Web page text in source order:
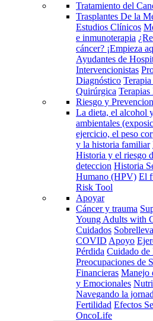
Tratamiento del
Trasplantes De la
Estudios Clínicos
e inmunoterapia
cáncer? ¡Empieza
Ayudantes de
Intervencionistas
Diagnóstico
Quirúrgica
Riesgo y Prevencion
La dieta, el alcohol
ambientales
ejercicio, el peso
y la historia familiar
Historia y el riesgo
deteccion Historia
Humano (HPV) El
Risk Tool
Apoyar
Cáncer y trauma
Young Adults with
Cuidados
COVID Apoyo
Pérdida Cuidado
Preocupaciones de
Financieras Manejo
y Emocionales
Navegando la
Fertilidad Efectos
OncoLife